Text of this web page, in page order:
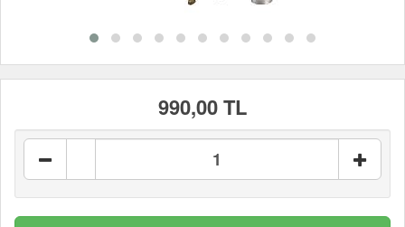
990,00 TL